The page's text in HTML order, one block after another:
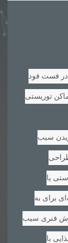
در فست فود
توریستی
سیب
یا
برای به
فنری سیب
با